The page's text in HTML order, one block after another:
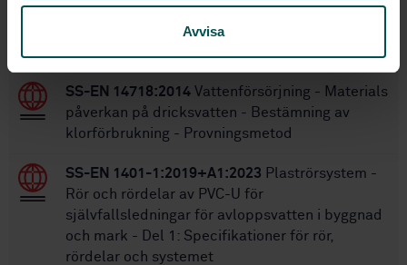
Avvisa
SS-ISO 3114Plaströr - Rör av styv PVC för
transport av dricksvatten - Provningsmetod för
SS-EN 14718:2014 Vattenförsörjning - Materials
påverkan på dricksvatten - Bestämning av
klorförbrukning - Provningsmetod
SS-EN 1401-1:2019+A1:2023 Plaströrsystem -
Rör och rördelar av PVC-U för
självfallsledningar för avloppsvatten i byggnad
och mark - Del 1: Specifikationer för rör,
rördelar och systemet